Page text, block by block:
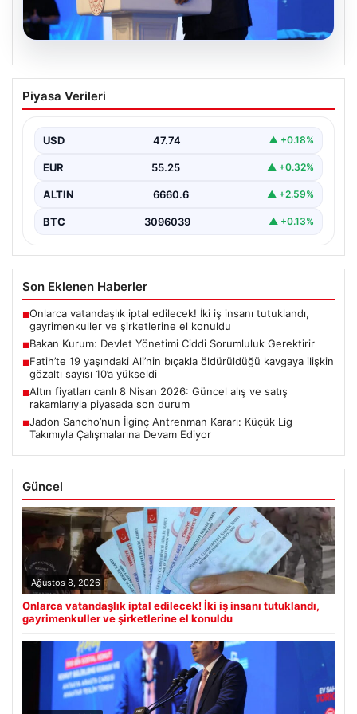
Bakan Kurum: Devlet Yönetimi Ciddi
Sorumluluk Gerektirir
Kurum, gerçekleştirdiği konuşmada devlet yönetiminin
ve büyük…
Piyasa Verileri
USD 47.74 ▲ +0.18%
EUR 55.25 ▲ +0.32%
ALTIN 6660.6 ▲ +2.59%
BTC 3096039 ▲ +0.13%
Son Eklenen Haberler
■Onlarca vatandaşlık iptal edilecek! İki iş insanı tutuklandı,
gayrimenkuller ve şirketlerine el konuldu
■Bakan Kurum: Devlet Yönetimi Ciddi Sorumluluk Gerektirir
■Fatih’te 19 yaşındaki Ali’nin bıçakla öldürüldüğü kavgaya ilişkin
gözaltı sayısı 10’a yükseldi
■Altın fiyatları canlı 8 Nisan 2026: Güncel alış ve satış
rakamlarıyla piyasada son durum
■Jadon Sancho’nun İlginç Antrenman Kararı: Küçük Lig
Takımıyla Çalışmalarına Devam Ediyor
Güncel
Ağustos 8, 2026
Onlarca vatandaşlık iptal edilecek! İki iş insanı tutuklandı,
gayrimenkuller ve şirketlerine el konuldu